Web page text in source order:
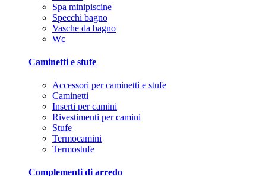
Spa minipiscine
Specchi bagno
Vasche da bagno
Wc
Caminetti e stufe
Accessori per caminetti e stufe
Caminetti
Inserti per camini
Rivestimenti per camini
Stufe
Termocamini
Termostufe
Complementi di arredo